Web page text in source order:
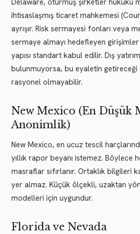
ihtisaslaşmış ticaret mahkemesi
ayrışır. Risk sermayesi fonları veya
sermaye almayı hedefleyen
yapısı standart kabul edilir. Dış
bulunmuyorsa, bu eyaletin
rasyonel olmayabilir.
New Mexico (En Düşük
Anonimlik)
New Mexico, en ucuz tescil
yıllık rapor beyanı istemez. Böylece
masraflar sıfırlanır. Ortaklık bilgileri
yer almaz. Küçük ölçekli, uzaktan
modelleri için uygundur.
Florida ve Nevada